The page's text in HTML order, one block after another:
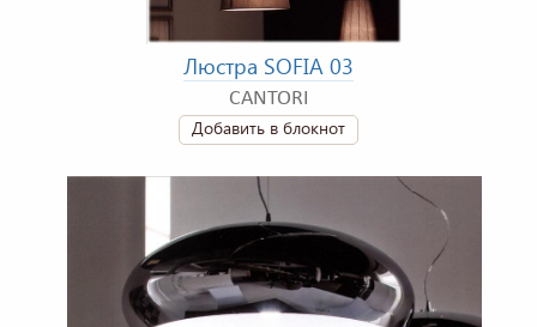
Люстра SOFIA 03
CANTORI
Добавить в блокнот